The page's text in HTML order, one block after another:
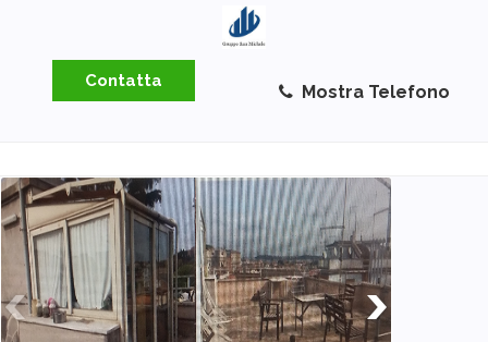
Contatta
Mostra Telefono